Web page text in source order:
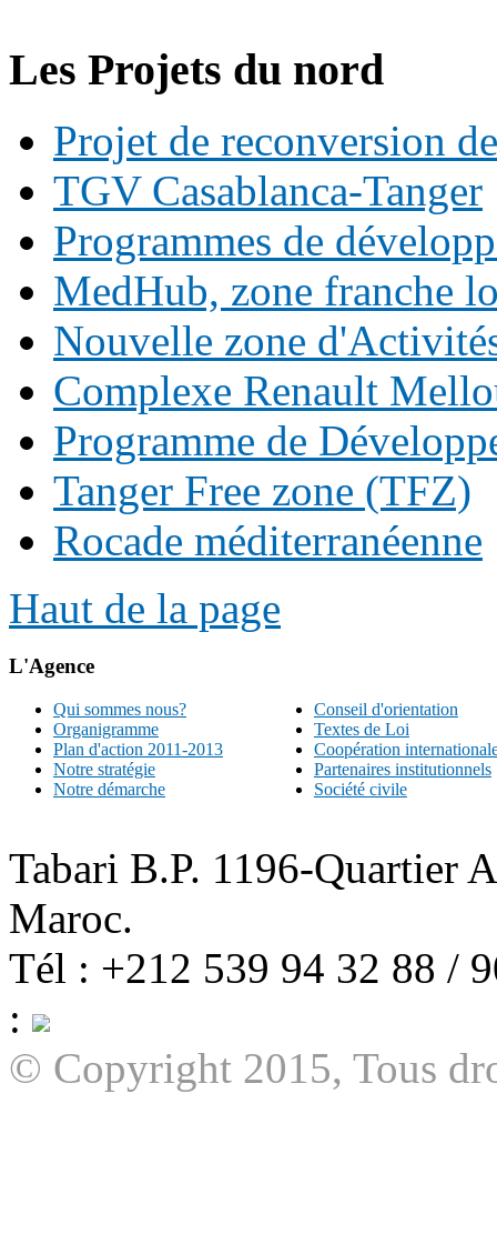
Les Projets du nord
Projet de reconversion
TGV Casablanca-Tanger
Programmes de
MedHub, zone franche
Nouvelle zone
Complexe Renault
Programme de
Tanger Free zone (TFZ)
Rocade méditerranéenne
Haut de la page
L'Agence
Qui sommes nous?
Organigramme
Plan d'action 2011-2013
Notre stratégie
Notre démarche
Conseil d'orientation
Textes de Loi
Coopération
Partenaires institutionnels
Société civile
Tabari B.P. 1196-Quartier
Maroc.
Tél : +212 539 94 32 88 /
:
© Copyright 2015, Tous